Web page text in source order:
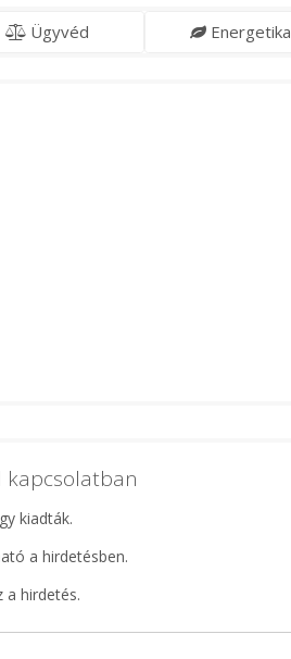
Ügyvéd Energetika
kapcsolatban
kiadták.
a hirdetésben.
a hirdetés.